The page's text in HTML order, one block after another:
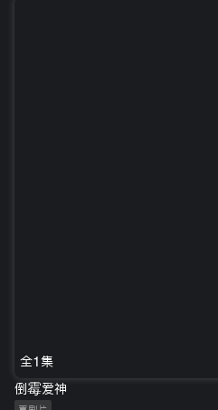
全1集
倒霉爱神